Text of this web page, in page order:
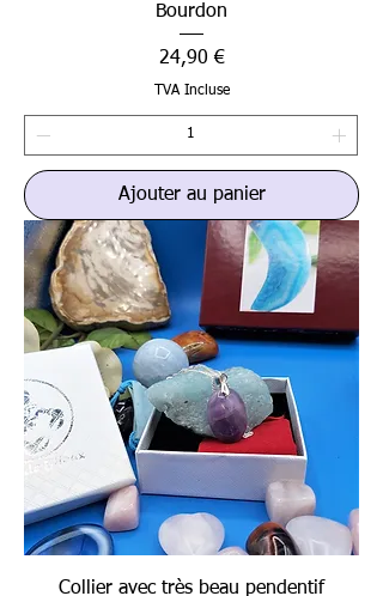
Bourdon
Prix
24,90 €
TVA Incluse
Ajouter au panier
Collier avec très beau pendentif